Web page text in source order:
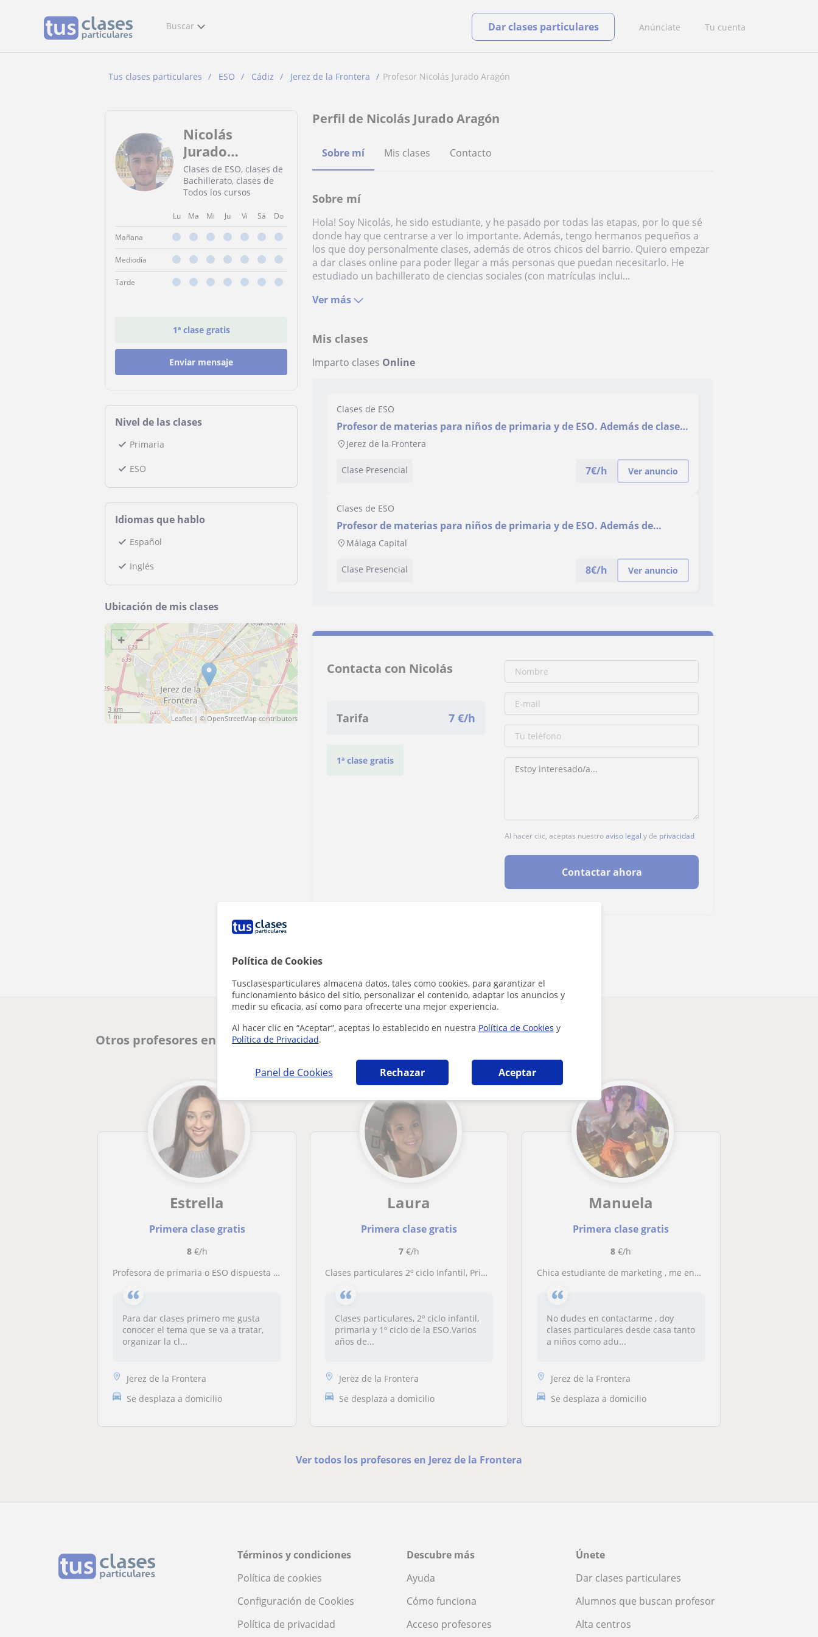
Política de Cookies
Tusclasesparticulares almacena datos, tales como cookies, para garantizar el
funcionamiento básico del sitio, personalizar el contenido, adaptar los anuncios y
medir su eficacia, así como para ofrecerte una mejor experiencia.
Al hacer clic en “Aceptar”, aceptas lo establecido en nuestra Política de Cookies y
Política de Privacidad.
Panel de Cookies Rechazar Aceptar
Buscar Anúnciate Tu cuenta
Dar clases particulares
Tus clases particulares ESO Cádiz Jerez de la Frontera Profesor Nicolás Jurado Aragón
Nicolás
Jurado
Aragón
Clases de ESO, clases de
Bachillerato, clases de
Todos los cursos
Lu Ma Mi Ju Vi Sá Do
Mañana
Mediodía
Tarde
1ª clase gratis
Enviar mensaje
Nivel de las clases
Primaria
ESO
Idiomas que hablo
Español
Inglés
Ubicación de mis clases
+ −
3 km
1 mi
Leaflet | ©OpenStreetMap contributors
Perfil de Nicolás Jurado Aragón
Sobre mí Mis clases Contacto
Sobre mí
Hola! Soy Nicolás, he sido estudiante, y he pasado por todas las etapas, por lo que sé
donde hay que centrarse a ver lo importante. Además, tengo hermanos pequeños a
los que doy personalmente clases, además de otros chicos del barrio. Quiero empezar
a dar clases online para poder llegar a más personas que puedan necesitarlo. He
estudiado un bachillerato de ciencias sociales (con matrículas inclui...
Ver más
Mis clases
Imparto clases Online
Clases de ESO
Profesor de materias para niños de primaria y de ESO. Además de clases
de Derecho, economía o demás materias de bachillerato
Jerez de la Frontera
Clase Presencial 7€/h Ver anuncio
Clases de ESO
Profesor de materias para niños de primaria y de ESO. Además de
Economía y Derecho
Málaga Capital
Clase Presencial 8€/h Ver anuncio
Contacta con Nicolás
Tarifa 7 €/h
1ª clase gratis
Al hacer clic, aceptas nuestroaviso legal y de privacidad
Contactar ahora
Otros profesores en Jerez de la Frontera que pueden interesarte
Estrella
Primera clase gratis
8€/h
Profesora de primaria o ESO dispuesta a enseñar de una manera dinámica y eficiente
Para dar clases primero me gusta
conocer el tema que se va a tratar,
organizar la cl...
Jerez de la Frontera
Se desplaza a domicilio
Laura
Primera clase gratis
7€/h
Clases particulares 2º ciclo Infantil, Primaria y 1º ciclo de la ESO
Clases particulares, 2º ciclo infantil,
primaria y 1º ciclo de la ESO.Varios
años de...
Jerez de la Frontera
Se desplaza a domicilio
Manuela
Primera clase gratis
8 €/h
Chica estudiante de marketing , me encuentro actualmente estudiando.
No dudes en contactarme , doy
clases particulares desde casa tanto
a niños como adu...
Jerez de la Frontera
Se desplaza a domicilio
Ver todos los profesores en Jerez de la Frontera
Términos y condiciones
Política de cookies
Configuración de Cookies
Política de privacidad
Descubre más
Ayuda
Cómo funciona
Acceso profesores
Únete
Dar clases particulares
Alumnos que buscan profesor
Alta centros